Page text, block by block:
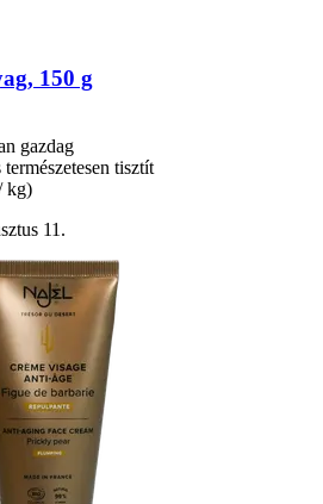
150 g
gazdag
tisztít
kg)
11.